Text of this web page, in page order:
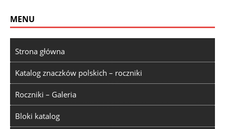
MENU
Strona główna
Katalog znaczków polskich – roczniki
Roczniki – Galeria
Bloki katalog